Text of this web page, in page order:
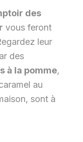
des
vous feront
leur
des
à la pomme,
au
sont à